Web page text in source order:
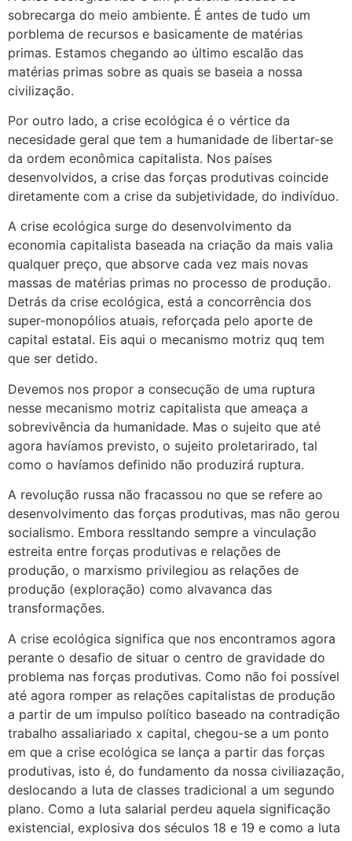
sobrecarga do meio ambiente. É antes de tudo um
porblema de recursos e basicamente de matérias
primas. Estamos chegando ao último escalão das
matérias primas sobre as quais se baseia a nossa
civilização.
Por outro lado, a crise ecológica é o vértice da
necesidade geral que tem a humanidade de libertar-se
da ordem econômica capitalista. Nos países
desenvolvidos, a crise das forças produtivas coincide
diretamente com a crise da subjetividade, do indivíduo.
A crise ecológica surge do desenvolvimento da
economia capitalista baseada na criação da mais valia
qualquer preço, que absorve cada vez mais novas
massas de matérias primas no processo de produção.
Detrás da crise ecológica, está a concorrência dos
super-monopólios atuais, reforçada pelo aporte de
capital estatal. Eis aqui o mecanismo motriz quq tem
que ser detido.
Devemos nos propor a consecução de uma ruptura
nesse mecanismo motriz capitalista que ameaça a
sobrevivência da humanidade. Mas o sujeito que até
agora havíamos previsto, o sujeito proletarirado, tal
como o havíamos definido não produzirá ruptura.
A revolução russa não fracassou no que se refere ao
desenvolvimento das forças produtivas, mas não gerou
socialismo. Embora ressltando sempre a vinculação
estreita entre forças produtivas e relações de
produção, o marxismo privilegiou as relações de
produção (exploração) como alvavanca das
transformações.
A crise ecológica significa que nos encontramos agora
perante o desafio de situar o centro de gravidade do
problema nas forças produtivas. Como não foi possível
até agora romper as relações capitalistas de produção
a partir de um impulso político baseado na contradição
trabalho assaliariado x capital, chegou-se a um ponto
em que a crise ecológica se lança a partir das forças
produtivas, isto é, do fundamento da nossa civiliazação,
deslocando a luta de classes tradicional a um segundo
plano. Como a luta salarial perdeu aquela significação
existencial, explosiva dos séculos 18 e 19 e como a luta